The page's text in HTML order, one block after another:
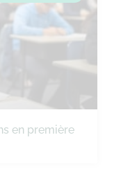
en première